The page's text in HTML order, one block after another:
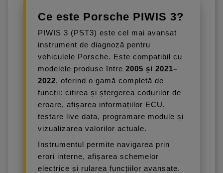
Ce este Porsche PIWIS 3?
PIWIS 3 (PST3) este cel mai avansat
instrument de diagnoză pentru
vehiculele Porsche. Este compatibil cu
modelele produse între2005 și 2021–
2022, oferind o gamă completă de
funcții: citirea și ștergerea codurilor de
eroare, afișarea informațiilor ECU,
testare live data, programare module și
vizualizarea valorilor actuale.
Instrumentul permite navigarea prin
erori interne, afișarea schemelor
electrice și rularea funcțiilor avansate.